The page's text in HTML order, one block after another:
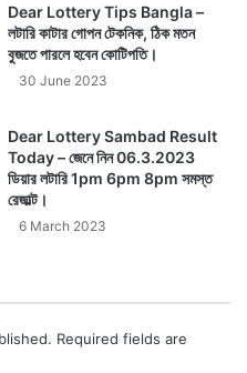
Dear Lottery Tips Bangla –
লটারি কাটার গোপন টেকনিক, ঠিক মতন
বুজতে পারলে হবেন কোটিপতি।
30 June 2023
Dear Lottery Sambad Result
Today – জেনে নিন 06.3.2023
ডিয়ার লটারি 1pm 6pm 8pm সমস্ত
রেজাল্ট।
6 March 2023
Required fields are